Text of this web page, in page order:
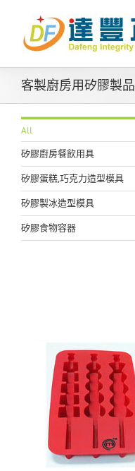
content
客製廚房用矽膠製品
All
矽膠廚房餐飲用具
矽膠蛋糕,巧克力造型模具
矽膠製冰造型模具
矽膠食物容器